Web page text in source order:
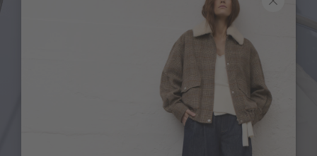
SUMMER COURT